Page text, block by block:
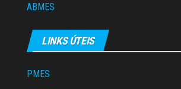
ABMES
LINKS ÚTEIS
PMES